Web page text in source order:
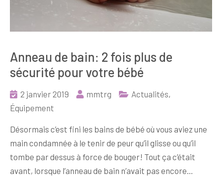
Anneau de bain: 2 fois plus de
sécurité pour votre bébé
2 janvier 2019 mmtrg Actualités,
Équipement
Désormais c’est fini les bains de bébé où vous aviez une
main condamnée à le tenir de peur qu’il glisse ou qu’il
tombe par dessus à force de bouger! Tout ça c’était
avant, lorsque l’anneau de bain n’avait pas encore…